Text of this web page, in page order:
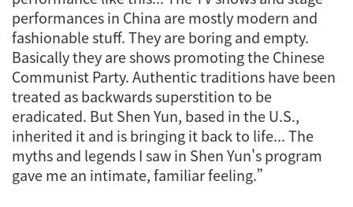
performances in China are mostly modern and
fashionable stuff. They are boring and empty.
Basically they are shows promoting the Chinese
Communist Party. Authentic traditions have been
treated as backwards superstition to be
eradicated. But Shen Yun, based in the U.S.,
inherited it and is bringing it back to life... The
myths and legends I saw in Shen Yun's program
gave me an intimate, familiar feeling.”